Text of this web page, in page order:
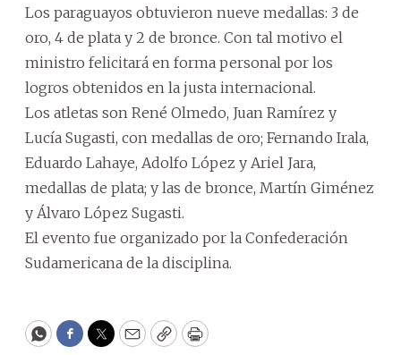
Los paraguayos obtuvieron nueve medallas: 3 de
oro, 4 de plata y 2 de bronce. Con tal motivo el
ministro felicitará en forma personal por los
logros obtenidos en la justa internacional.
Los atletas son René Olmedo, Juan Ramírez y
Lucía Sugasti, con medallas de oro; Fernando Irala,
Eduardo Lahaye, Adolfo López y Ariel Jara,
medallas de plata; y las de bronce, Martín Giménez
y Álvaro López Sugasti.
El evento fue organizado por la Confederación
Sudamericana de la disciplina.
WhatsApp
Facebook
Twitter
EmailCopyPrint